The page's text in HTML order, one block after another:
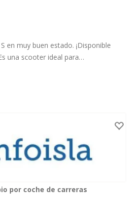
en muy buen estado. ¡Disponible
una scooter ideal para…
por coche de carreras